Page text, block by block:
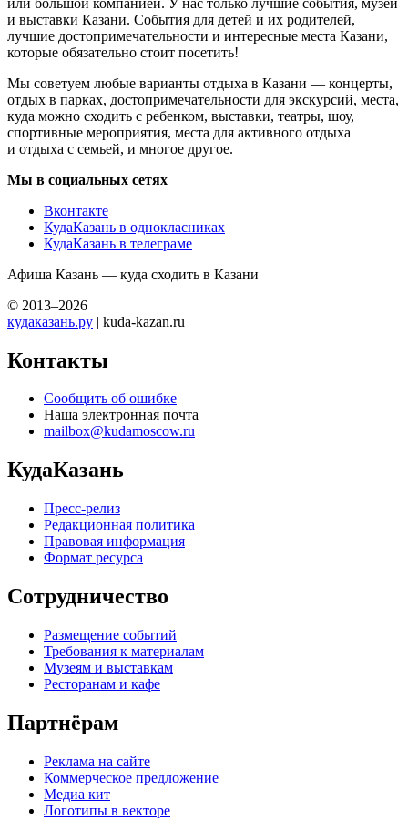
и выставки Казани. События для детей и их родителей,
лучшие достопримечательности и интересные места Казани,
которые обязательно стоит посетить!
Мы советуем любые варианты отдыха в Казани — концерты,
отдых в парках, достопримечательности для экскурсий, места,
куда можно сходить с ребенком, выставки, театры, шоу,
спортивные мероприятия, места для активного отдыха
и отдыха с семьей, и многое другое.
Мы в социальных сетях
Вконтакте
КудаКазань в однокласниках
КудаКазань в телеграме
Афиша Казань — куда сходить в Казани
© 2013–2026
кудаказань.ру | kuda-kazan.ru
Контакты
Сообщить об ошибке
Наша электронная почта
mailbox@kudamoscow.ru
КудаКазань
Пресс-релиз
Редакционная политика
Правовая информация
Формат ресурса
Сотрудничество
Размещение событий
Требования к материалам
Музеям и выставкам
Ресторанам и кафе
Партнёрам
Реклама на сайте
Коммерческое предложение
Медиа кит
Логотипы в векторе